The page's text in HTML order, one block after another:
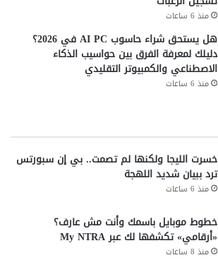
منذ 6 ساعات
هل يستحق شراء حاسوب AI PC في 2026؟
دليلك لمعرفة الفرق بين حواسيب الذكاء
الاصطناعي والكمبيوتر التقليدي
منذ 6 ساعات
خسرت الليجا ولكنها لم تصمت.. بي إن سبورتس
ترد ببيان شديد اللهجة
منذ 6 ساعات
خطوط موبايل باسمك وأنت مش عارف؟
«أرقامي» تكشفها لك عبر My NTRA
منذ 8 ساعات